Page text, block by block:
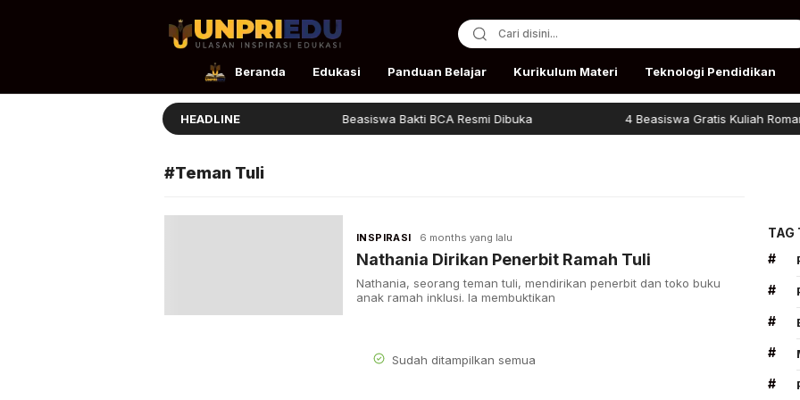
UnpriEdu
Ulasan Inspirasi Edukasi
Beranda Edukasi Panduan Belajar Kurikulum Materi Teknologi Pendidikan
HEADLINE
Rivan Bantu Petani Aceh Beasiswa Bakti BCA Resmi Dibuka 4 Beasiswa Gratis Kuliah Romania
#Teman Tuli
INSPIRASI 6 months yang lalu
Nathania Dirikan Penerbit Ramah Tuli
Nathania, seorang teman tuli, mendirikan penerbit dan toko buku
anak ramah inklusi. Ia membuktikan
Sudah ditampilkan semua
TAG
#
#
#
#
#